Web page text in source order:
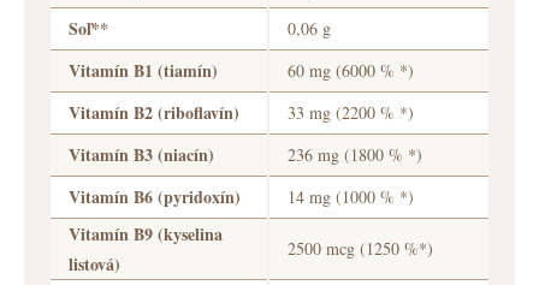
Soľ** 0,06 g
Vitamín B1 (tiamín) 60 mg (6000 % *)
Vitamín B2 (riboflavín) 33 mg (2200 % *)
Vitamín B3 (niacín) 236 mg (1800 % *)
Vitamín B6 (pyridoxín) 14 mg (1000 % *)
Vitamín B9 (kyselina
listová)
2500 mcg (1250 %*)